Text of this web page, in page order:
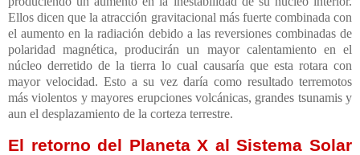
Ellos dicen que la atracción gravitacional más fuerte combinada con
el aumento en la radiación debido a las reversiones combinadas de
polaridad magnética, producirán un mayor calentamiento en el
núcleo derretido de la tierra lo cual causaría que esta rotara con
mayor velocidad. Esto a su vez daría como resultado terremotos
más violentos y mayores erupciones volcánicas, grandes tsunamis y
aun el desplazamiento de la corteza terrestre.
El retorno del Planeta X al Sistema Solar